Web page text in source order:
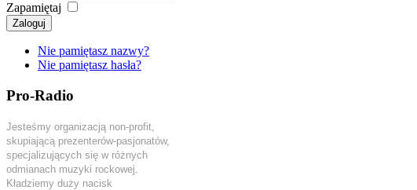
Zapamiętaj
Zaloguj
Nie pamiętasz nazwy?
Nie pamiętasz hasła?
Pro-Radio
Jesteśmy organizacją non-profit,
skupiającą prezenterów-pasjonatów,
specjalizujących się w różnych
odmianach muzyki rockowej.
Kładziemy duży nacisk